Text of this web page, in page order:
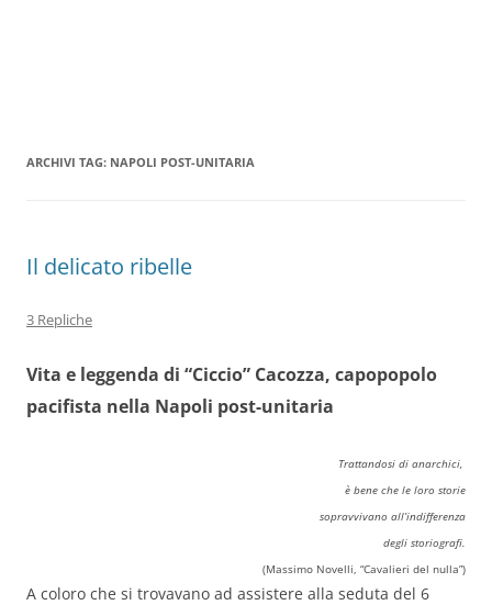
ARCHIVI TAG: NAPOLI POST-UNITARIA
Il delicato ribelle
3 Repliche
Vita e leggenda di “Ciccio” Cacozza, capopopolo
pacifista nella Napoli post-unitaria
Trattandosi di anarchici,
è bene che le loro storie
sopravvivano all’indifferenza
degli storiografi.
(Massimo Novelli, “Cavalieri del nulla”)
A coloro che si trovavano ad assistere alla seduta del 6